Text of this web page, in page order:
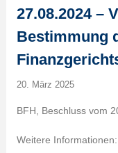
27.08.2024 –
Bestimmung
20. März 2025
BFH, Beschluss vom
Weitere Informationen: